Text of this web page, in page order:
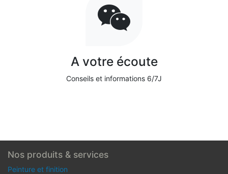
A votre écoute
Conseils et informations 6/7J
Nos produits & services
Peinture et finition